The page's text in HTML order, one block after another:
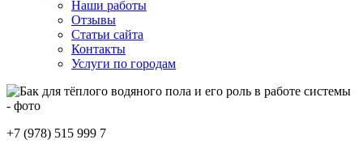
Наши работы
Отзывы
Статьи сайта
Контакты
Услуги по городам
+7 (978) 515 999 7